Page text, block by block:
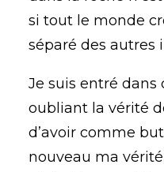
si tout le monde
séparé des autres
Je suis entré
oubliant la vérité
d’avoir comme
nouveau ma